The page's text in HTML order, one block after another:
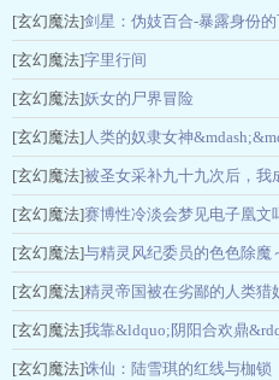
[玄幻魔法]剑星：伪妓百合-暴露身份
[玄幻魔法]字里行间
[玄幻魔法]妖女的尸界冒险
[玄幻魔法]人类的奴隶女神
[玄幻魔法]被圣女采补九十九次后，我
[玄幻魔法]赛博性冷淡会梦见电子凰文
[玄幻魔法]与精灵风纪委员的色色除魔
[玄幻魔法]精灵帝国被在劣鄙的人类猎
[玄幻魔法]我靠&ldquo;阴阳合欢鼎
[玄幻魔法]诛仙：陆雪琪的红线与枷锁